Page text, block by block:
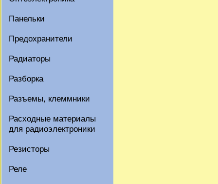
Панельки
Предохранители
Радиаторы
Разборка
Разъемы, клеммники
Расходные материалы
для радиоэлектроники
Резисторы
Реле